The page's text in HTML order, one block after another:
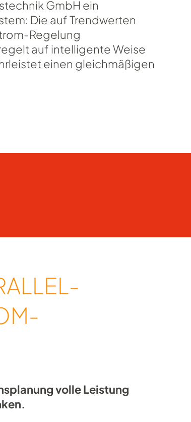
GmbH ein
Die auf Trendwerten
Regelung
auf intelligente Weise
einen gleichmäßigen
volle Leistung